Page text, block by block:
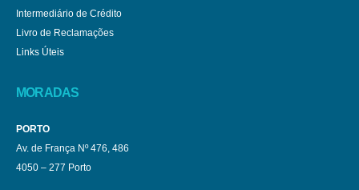
Intermediário de Crédito
Livro de Reclamações
Links Úteis
MORADAS
PORTO
Av. de França Nº 476, 486
4050 – 277 Porto